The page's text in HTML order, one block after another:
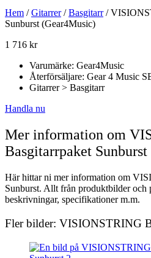
Hem /Gitarrer/Basgitarr/
Sunburst (Gear4Music)
1 716 kr
Varumärke: Gear4Music
Återförsäljare: Gear 4 Music
Gitarrer > Basgitarr
Handla nu
Mer information om
Basgitarrpaket Sunburst
Här hittar ni mer information om
Sunburst. Allt från produktbilder och
beskrivningar, specifikationer m.m.
Fler bilder: VISIONSTRING